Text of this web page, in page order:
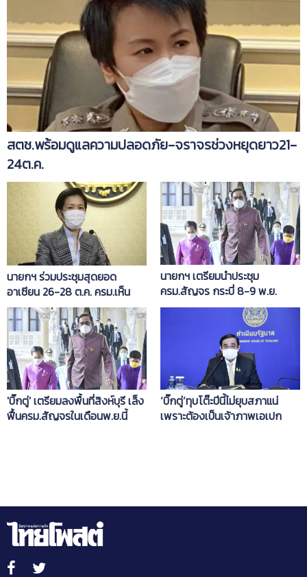
สตช.พร้อมดูแลความปลอดภัย-จราจรช่วงหยุดยาว21-
24ต.ค.
นายกฯ ร่วมประชุมสุดยอด
อาเซียน 26-28 ต.ค. ครม.เห็น
ชอบลงนามเอกสาร 22 ฉบับ ขับ
เคลื่อนความร่วมมือทุกมิติ
นายกฯ เตรียมนำประชุม
ครม.สัญจร กระบี่ 8-9 พ.ย.
กระตุ้นเศรษฐกิจ ส่งเสริมท่อง
'บิ๊กตู่' เตรียมลงพื้นที่สิงห์บุรี เล็ง
ฟื้นครม.สัญจรในเดือนพ.ย.นี้
‘บิ๊กตู่’ทุบโต๊ะปีนี้ไม่ยุบสภาแน่
เพราะต้องเป็นเจ้าภาพเอเปก